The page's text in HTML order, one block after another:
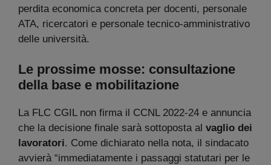
perdita economica concreta per docenti, personale
ATA, ricercatori e personale tecnico-amministrativo
delle università.
Le prossime mosse: consultazione
della base e mobilitazione
La FLC CGIL non firma il CCNL 2022-24 e annuncia
che la decisione finale sarà sottoposta al vaglio dei
lavoratori. Come dichiarato nella nota, il sindacato
avvierà “immediatamente i passaggi statutari per le